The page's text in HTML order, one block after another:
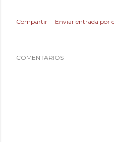
Compartir Enviar entrada por
COMENTARIOS